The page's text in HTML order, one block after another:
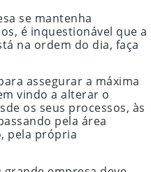
se mantenha
é inquestionável que a
na ordem do dia, faça
assegurar a máxima
vindo a alterar o
os seus processos, às
pela área
pela própria